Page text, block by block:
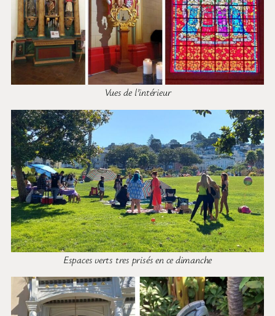
Vues de l’intérieur
Espaces verts tres prisés en ce dimanche